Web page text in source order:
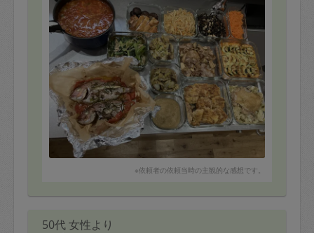
※依頼者の依頼当時の主観的な感想です。
50代 女性より